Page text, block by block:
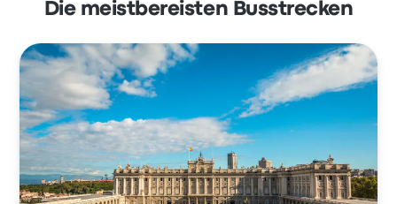
Die meistbereisten Busstrecken